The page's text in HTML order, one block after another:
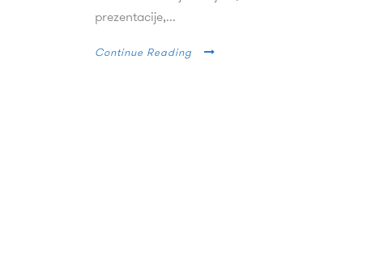
prezentacije,...
Continue Reading